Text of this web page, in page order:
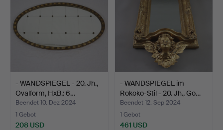
- WANDSPIEGEL - 20. Jh.,
Ovalform, HxB.: 6…
Beendet 10. Dez 2024
1 Gebot
208 USD
- WANDSPIEGEL im
Rokoko-Stil - 20. Jh., Go…
Beendet 12. Sep 2024
1 Gebot
461 USD